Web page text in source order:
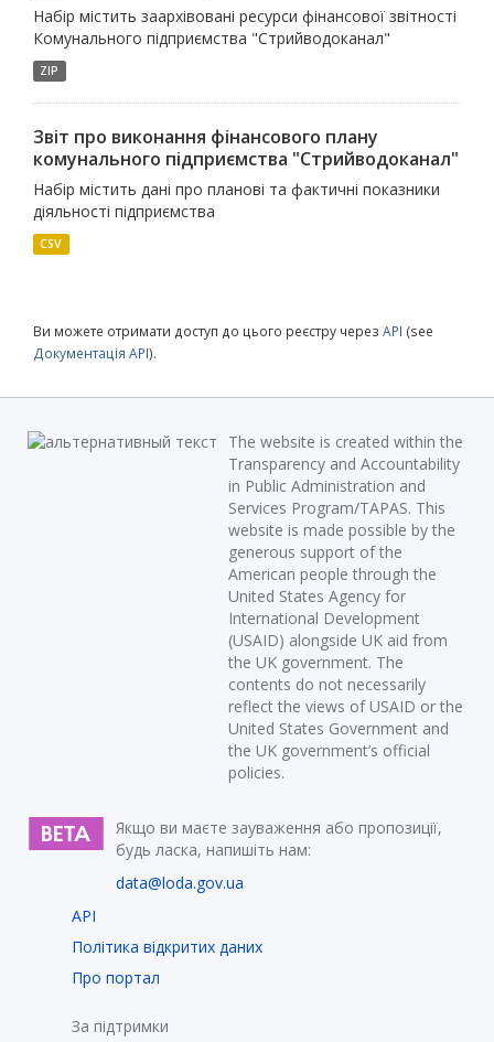
Набір містить заархівовані ресурси фінансової звітності
Комунального підприємства "Стрийводоканал"
ZIP
Звіт про виконання фінансового плану
комунального підприємства "Стрийводоканал"
Набір містить дані про планові та фактичні показники
діяльності підприємства
CSV
Ви можете отримати доступ до цього реєстру через API (see
Документація API).
The website is created within the
Transparency and Accountability
in Public Administration and
Services Program/TAPAS. This
website is made possible by the
generous support of the
American people through the
United States Agency for
International Development
(USAID) alongside UK aid from
the UK government. The
contents do not necessarily
reflect the views of USAID or the
United States Government and
the UK government’s official
policies.
Якщо ви маєте зауваження або пропозиції,
будь ласка, напишіть нам:
data@loda.gov.ua
API
Політика відкритих даних
Про портал
За підтримки